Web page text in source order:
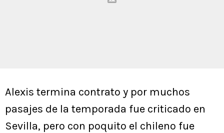
Alexis termina contrato y por muchos
pasajes de la temporada fue criticado en
Sevilla, pero con poquito el chileno fue